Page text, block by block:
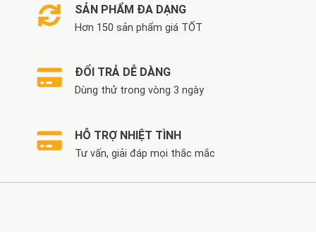
SẢN PHẨM ĐA DẠNG
Hơn 150 sản phẩm giá TỐT
ĐỔI TRẢ DỄ DÀNG
Dùng thử trong vòng 3 ngày
HỖ TRỢ NHIỆT TÌNH
Tư vấn, giải đáp mọi thắc mắc